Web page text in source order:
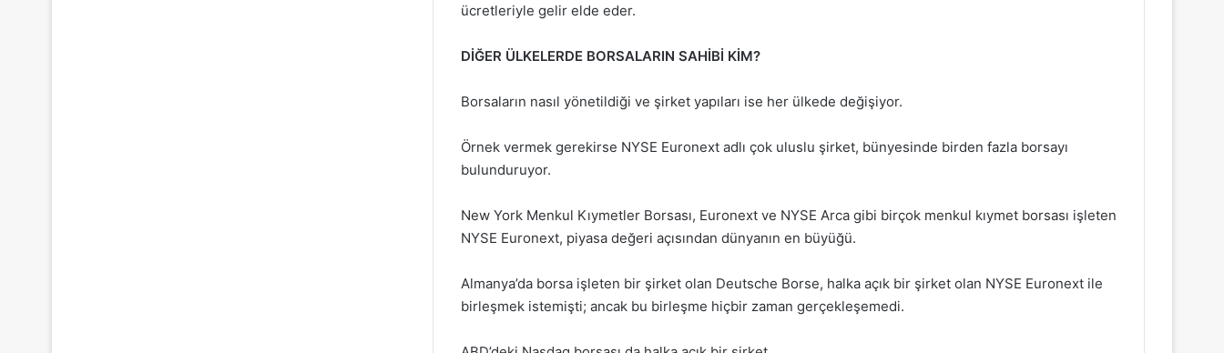
ücretleriyle gelir elde eder.
DİĞER ÜLKELERDE BORSALARIN SAHİBİ KİM?
Borsaların nasıl yönetildiği ve şirket yapıları ise her ülkede değişiyor.
Örnek vermek gerekirse NYSE Euronext adlı çok uluslu şirket, bünyesinde birden fazla borsayı
bulunduruyor.
New York Menkul Kıymetler Borsası, Euronext ve NYSE Arca gibi birçok menkul kıymet borsası işleten
NYSE Euronext, piyasa değeri açısından dünyanın en büyüğü.
Almanya’da borsa işleten bir şirket olan Deutsche Borse, halka açık bir şirket olan NYSE Euronext ile
birleşmek istemişti; ancak bu birleşme hiçbir zaman gerçekleşemedi.